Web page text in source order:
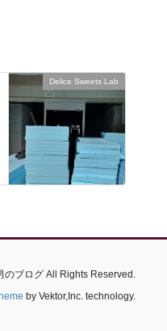
Delice Sweets Lab
ブログ All Rights Reserved.
by Vektor,Inc. technology.